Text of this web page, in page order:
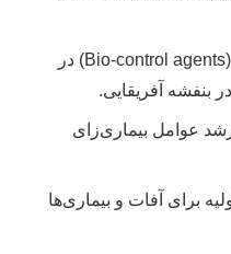
استفاده از عوامل بیوکنترل (Bio-control agents) در
بنفشه آفریقایی.
رشد عوامل بیماری‌زای
برای آفات و بیماری‌ها